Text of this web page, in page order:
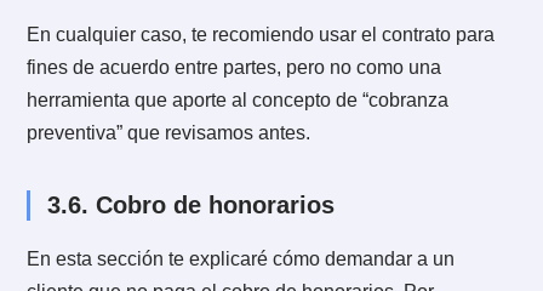
de pesos, etcétera).
A continuación verás los juicios más comunes
en el mundo de la cobranza. Recuerda que si
descrito aquí, siempre me puedes escribir en
de los puntos de contacto de la página.